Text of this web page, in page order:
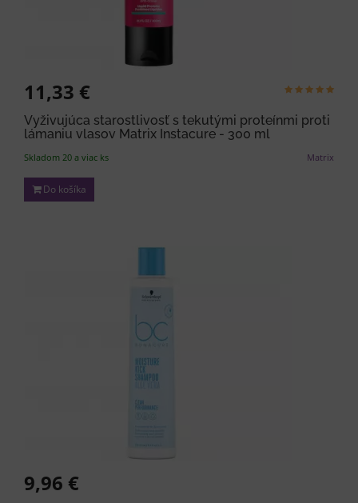
11,33 €
Vyživujúca starostlivosť s tekutými proteínmi proti
lámaniu vlasov Matrix Instacure - 300 ml
Matrix
Skladom 20 a viac ks
Do košíka
9,96 €